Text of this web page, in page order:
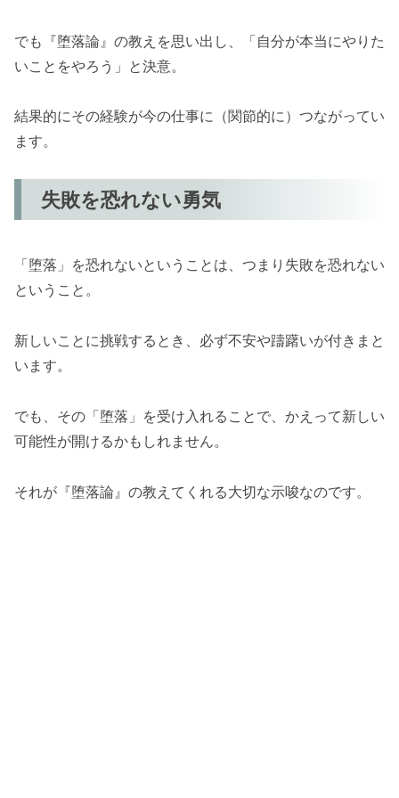
でも『堕落論』の教えを思い出し、「自分が本当にやりた
いことをやろう」と決意。
結果的にその経験が今の仕事に（関節的に）つながってい
ます。
失敗を恐れない勇気
「堕落」を恐れないということは、つまり失敗を恐れない
ということ。
新しいことに挑戦するとき、必ず不安や躊躇いが付きまと
います。
でも、その「堕落」を受け入れることで、かえって新しい
可能性が開けるかもしれません。
それが『堕落論』の教えてくれる大切な示唆なのです。